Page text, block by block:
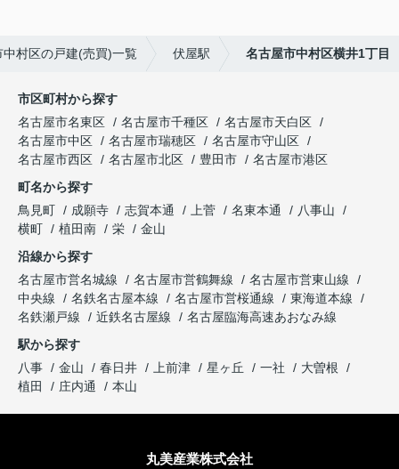
中村区の戸建(売買)一覧 伏屋駅 名古屋市中村区横井1丁目
市区町村から探す
名古屋市名東区
名古屋市千種区
名古屋市天白区
名古屋市中区
名古屋市瑞穂区
名古屋市守山区
名古屋市西区
名古屋市北区 豊田市
名古屋市港区
町名から探す
鳥見町
成願寺 志賀本通 上菅 名東本通
八事山
横町
植田南 栄
金山
沿線から探す
名古屋市営名城線
名古屋市営鶴舞線
名古屋市営東山線
中央線
名鉄名古屋本線 名古屋市営桜通線
東海道本線
名鉄瀬戸線
近鉄名古屋線
名古屋臨海高速あおなみ線
駅から探す
八事
金山 春日井 上前津 星ヶ丘 一社
大曽根
植田
庄内通 本山
丸美産業株式会社